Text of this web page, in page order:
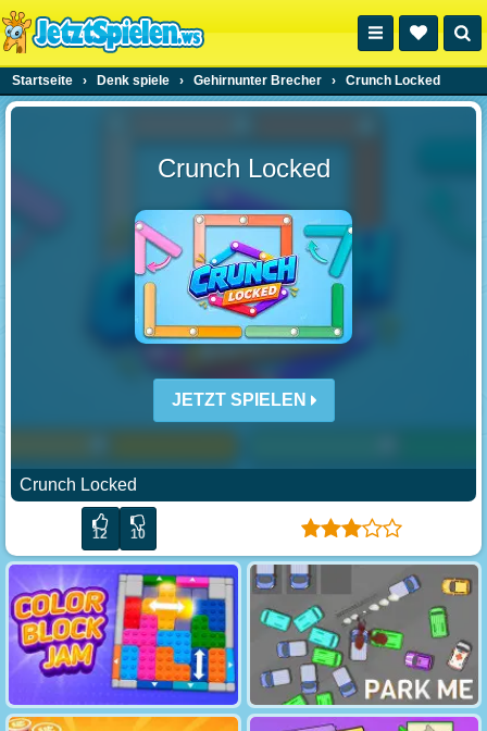
Startseite › Denk spiele › Gehirnunter Brecher › Crunch Locked
Crunch Locked
JETZT SPIELEN
Crunch Locked
12 10